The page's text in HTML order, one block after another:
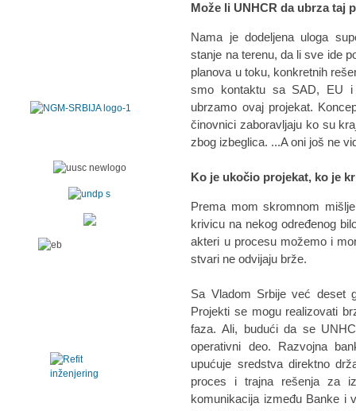
Može li UNHCR da ubrza taj
Nama je dodeljena uloga
stanje na terenu, da li sve ide
planova u toku, konkretnih
smo kontaktu sa SAD, EU i
ubrzamo ovaj projekat.
činovnici zaboravljaju ko su
zbog izbeglica. ...A oni još ne
Ko je ukočio projekat, ko je
Prema mom skromnom
krivicu na nekog određenog
akteri u procesu možemo i
stvari ne odvijaju brže.
Sa Vladom Srbije već deset
Projekti se mogu realizovati
faza. Ali, budući da se
operativni deo. Razvojna
upućuje sredstva direktno
proces i trajna rešenja za
komunikacija između Banke i